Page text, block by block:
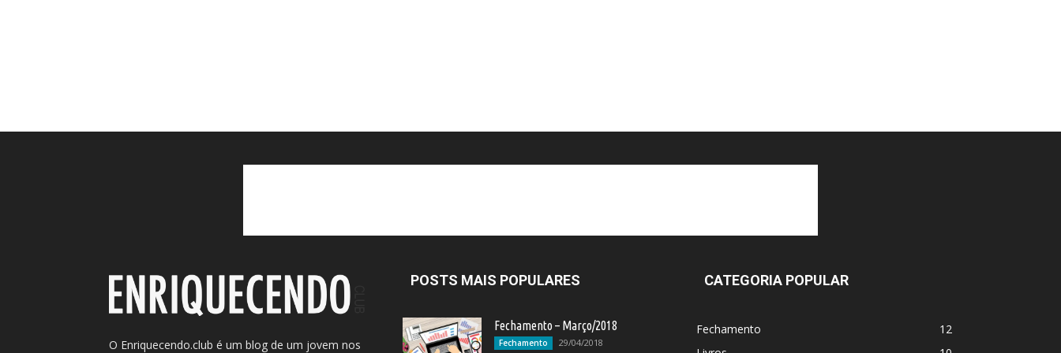
O Enriquecendo.club é um blog de um jovem nos
POSTS MAIS POPULARES
Fechamento – Março/2018
Fechamento 29/04/2018
CATEGORIA POPULAR
Fechamento
12